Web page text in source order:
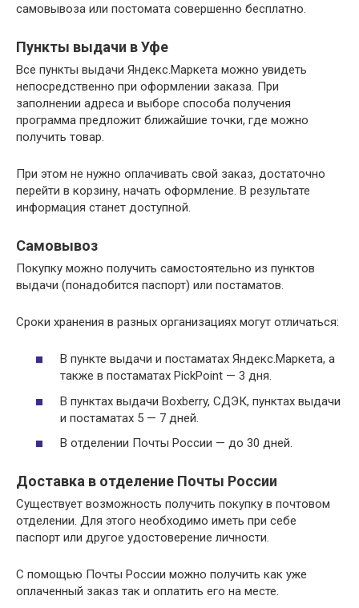
самовывоза или постомата совершенно бесплатно.
Пункты выдачи в Уфе
Все пункты выдачи Яндекс.Маркета можно увидеть
непосредственно при оформлении заказа. При
заполнении адреса и выборе способа получения
программа предложит ближайшие точки, где можно
получить товар.
При этом не нужно оплачивать свой заказ, достаточно
перейти в корзину, начать оформление. В результате
информация станет доступной.
Самовывоз
Покупку можно получить самостоятельно из пунктов
выдачи (понадобится паспорт) или постаматов.
Сроки хранения в разных организациях могут отличаться:
В пункте выдачи и постаматах Яндекс.Маркета, а
также в постаматах PickPoint — 3 дня.
В пунктах выдачи Boxberry, СДЭК, пунктах выдачи
и постаматах 5 — 7 дней.
В отделении Почты России — до 30 дней.
Доставка в отделение Почты России
Существует возможность получить покупку в почтовом
отделении. Для этого необходимо иметь при себе
паспорт или другое удостоверение личности.
С помощью Почты России можно получить как уже
оплаченный заказ так и оплатить его на месте.